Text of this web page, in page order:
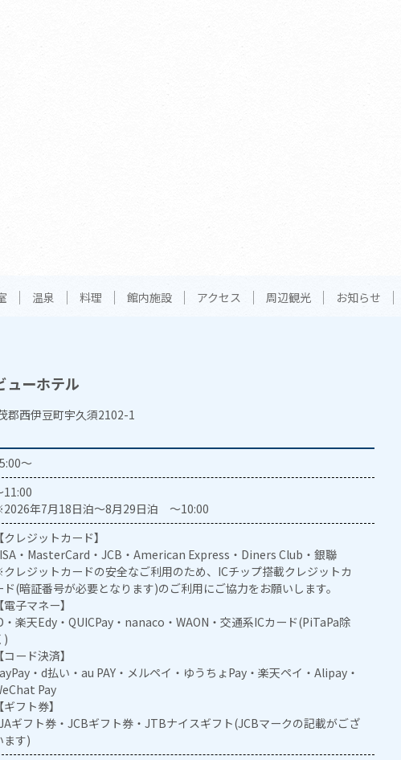
温泉 料理 館内施設 アクセス 周辺観光 お知らせ
ューホテル
西伊豆町宇久須2102-1
～
11:00
年7月18日泊～8月29日泊 ～10:00
【クレジットカード】
・MasterCard・JCB・American Express・Diners Club・銀聯
レジットカードの安全なご利用のため、ICチップ搭載クレジットカ
ド(暗証番号が必要となります)のご利用にご協力をお願いします。
【電子マネー】
・楽天Edy・QUICPay・nanaco・WAON・交通系ICカード(PiTaPa除
)
【コード決済】
・d払い・au PAY・メルペイ・ゆうちょPay・楽天ペイ・Alipay・
Pay
【ギフト券】
ギフト券・JCBギフト券・JTBナイスギフト(JCBマークの記載がござ
ます)